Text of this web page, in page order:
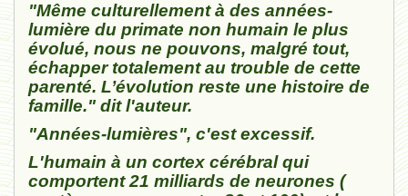
"Même culturellement à des années-
lumière du primate non humain le plus
évolué, nous ne pouvons, malgré tout,
échapper totalement au trouble de cette
parenté. L’évolution reste une histoire de
famille." dit l'auteur.
"Années-lumières", c'est excessif.
L'humain à un cortex cérébral qui
comportent 21 milliards de neurones (